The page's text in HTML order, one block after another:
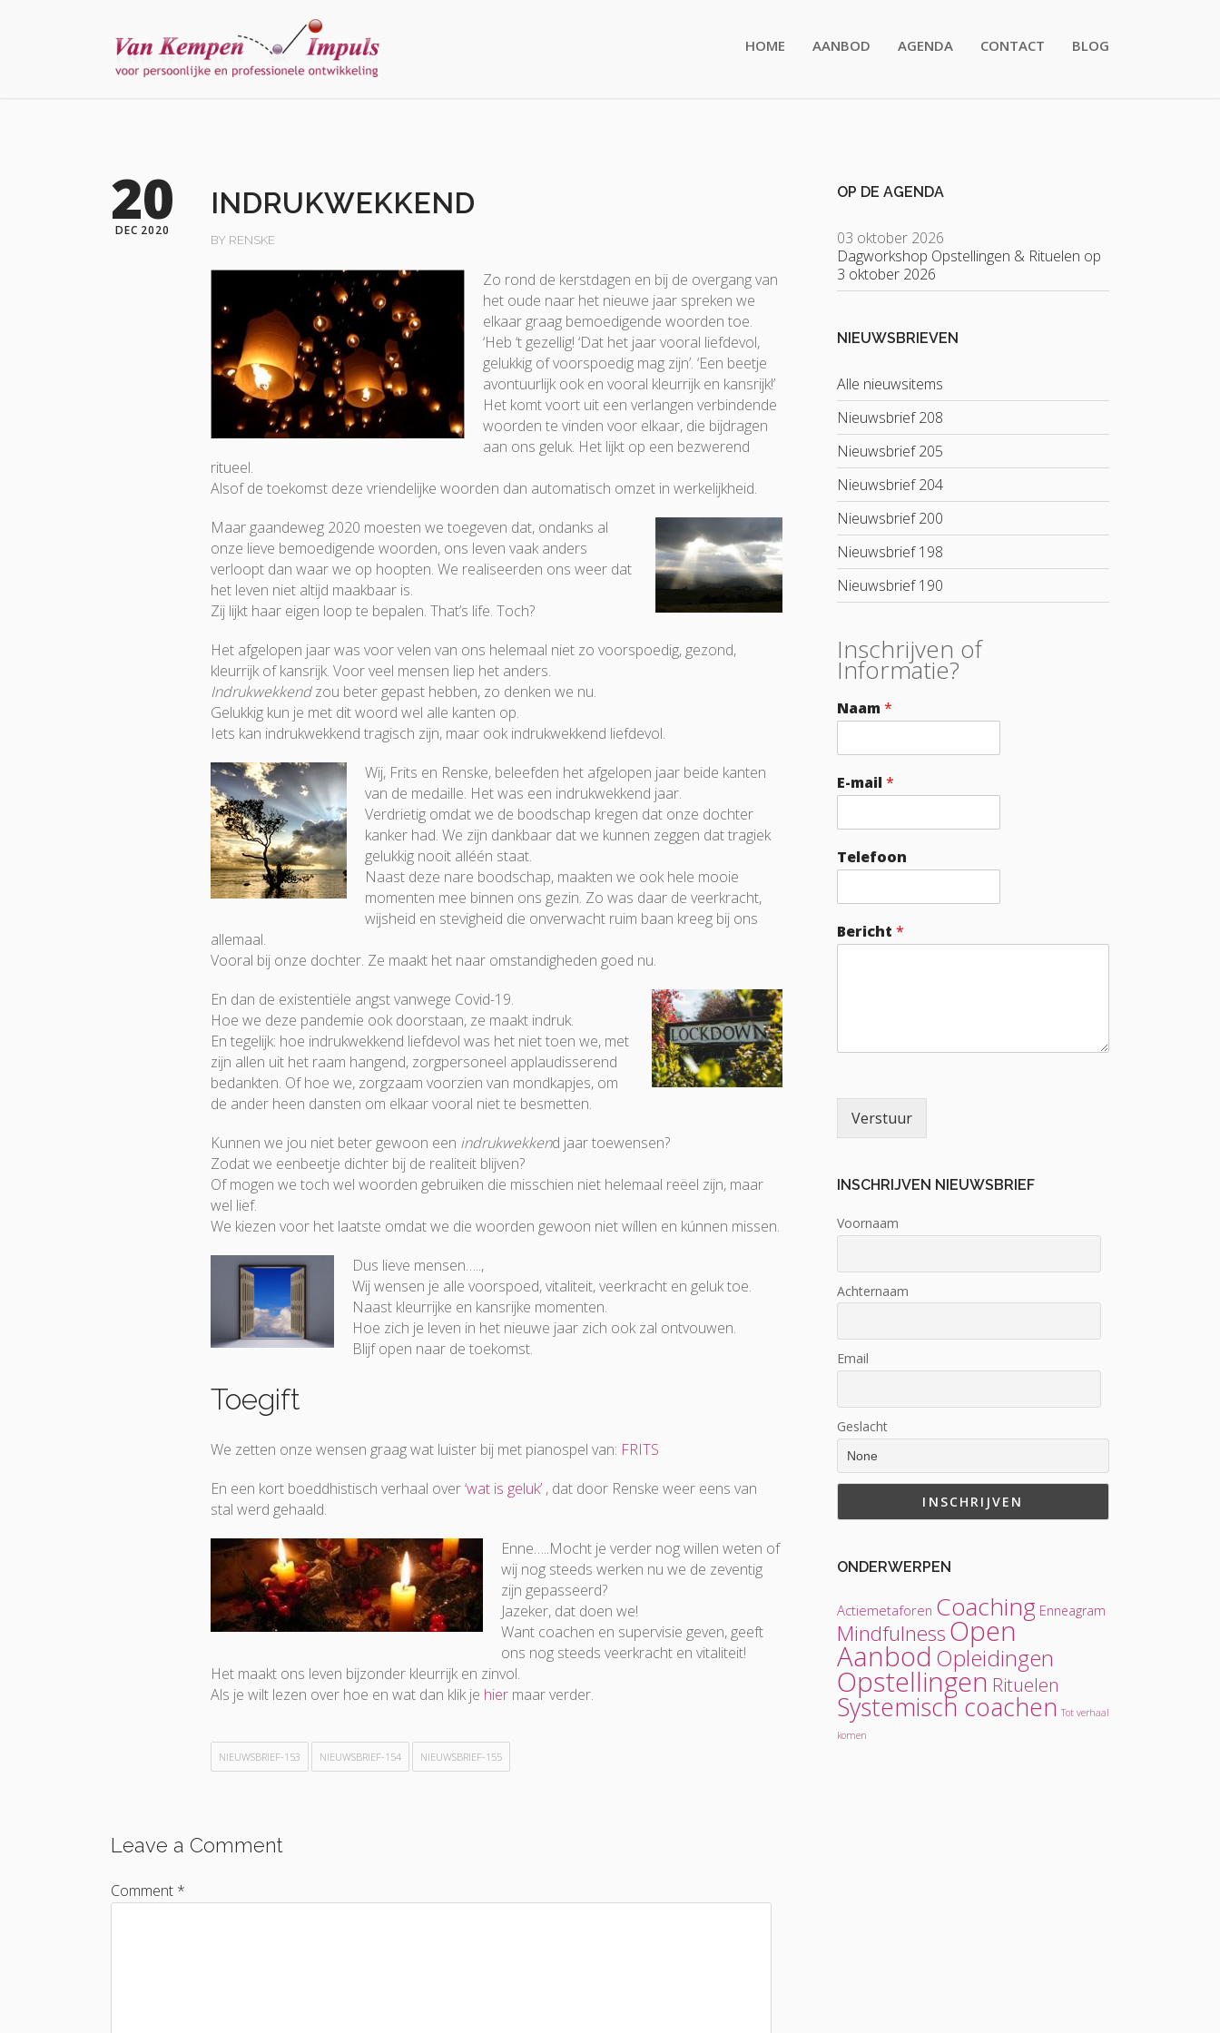
HOME AANBOD AGENDA CONTACT BLOG
20
DEC 2020
INDRUKWEKKEND
BY RENSKE
Zo rond de kerstdagen en bij de overgang van
het oude naar het nieuwe jaar spreken we
elkaar graag bemoedigende woorden toe.
‘Heb ‘t gezellig! ‘Dat het jaar vooral liefdevol,
gelukkig of voorspoedig mag zijn’. ‘Een beetje
avontuurlijk ook en vooral kleurrijk en kansrijk!’
Het komt voort uit een verlangen verbindende
woorden te vinden voor elkaar, die bijdragen
aan ons geluk. Het lijkt op een bezwerend
ritueel.
Alsof de toekomst deze vriendelijke woorden dan automatisch omzet in werkelijkheid.
Maar gaandeweg 2020 moesten we toegeven dat, ondanks al
onze lieve bemoedigende woorden, ons leven vaak anders
verloopt dan waar we op hoopten. We realiseerden ons weer dat
het leven niet altijd maakbaar is.
Zij lijkt haar eigen loop te bepalen. That’s life. Toch?
Het afgelopen jaar was voor velen van ons helemaal niet zo voorspoedig, gezond,
kleurrijk of kansrijk. Voor veel mensen liep het anders.
Indrukwekkendzou beter gepast hebben, zo denken we nu.
Gelukkig kun je met dit woord wel alle kanten op.
Iets kan indrukwekkend tragisch zijn, maar ook indrukwekkend liefdevol.
Wij, Frits en Renske, beleefden het afgelopen jaar beide kanten
van de medaille. Het was een indrukwekkend jaar.
Verdrietig omdat we de boodschap kregen dat onze dochter
kanker had. We zijn dankbaar dat we kunnen zeggen dat tragiek
gelukkig nooit alléén staat.
Naast deze nare boodschap, maakten we ook hele mooie
momenten mee binnen ons gezin. Zo was daar de veerkracht,
wijsheid en stevigheid die onverwacht ruim baan kreeg bij ons
allemaal.
Vooral bij onze dochter. Ze maakt het naar omstandigheden goed nu.
En dan de existentiële angst vanwege Covid-19.
Hoe we deze pandemie ook doorstaan, ze maakt indruk.
En tegelijk: hoe indrukwekkend liefdevol was het niet toen we, met
zijn allen uit het raam hangend, zorgpersoneel applaudisserend
bedankten. Of hoe we, zorgzaam voorzien van mondkapjes, om
de ander heen dansten om elkaar vooral niet te besmetten.
Kunnen we jou niet beter gewoon een indrukwekkend jaar toewensen?
Zodat we eenbeetje dichter bij de realiteit blijven?
Of mogen we toch wel woorden gebruiken die misschien niet helemaal reëel zijn, maar
wel lief.
We kiezen voor het laatste omdat we die woorden gewoon niet wíllen en kúnnen missen.
Dus lieve mensen…..,
Wij wensen je alle voorspoed, vitaliteit, veerkracht en geluk toe.
Naast kleurrijke en kansrijke momenten.
Hoe zich je leven in het nieuwe jaar zich ook zal ontvouwen.
Blijf open naar de toekomst.
Toegift
We zetten onze wensen graag wat luister bij met pianospel van: FRITS
En een kort boeddhistisch verhaal over‘wat is geluk’ , dat door Renske weer eens van
stal werd gehaald.
Enne…..Mocht je verder nog willen weten of
wij nog steeds werken nu we de zeventig
zijn gepasseerd?
Jazeker, dat doen we!
Want coachen en supervisie geven, geeft
ons nog steeds veerkracht en vitaliteit!
Het maakt ons leven bijzonder kleurrijk en zinvol.
Als je wilt lezen over hoe en wat dan klik je hier maar verder.
NIEUWSBRIEF-153 NIEUWSBRIEF-154 NIEUWSBRIEF-155
Leave a Comment
Comment *
OP DE AGENDA
03 oktober 2026
Dagworkshop Opstellingen & Rituelen op
3 oktober 2026
NIEUWSBRIEVEN
Alle nieuwsitems
Nieuwsbrief 208
Nieuwsbrief 205
Nieuwsbrief 204
Nieuwsbrief 200
Nieuwsbrief 198
Nieuwsbrief 190
Inschrijven of
Informatie?
Naam*
E-mail*
Telefoon
Bericht *
Verstuur
INSCHRIJVEN NIEUWSBRIEF
Voornaam
Achternaam
Email
Geslacht
ONDERWERPEN
Actiemetaforen Coaching Enneagram
MindfulnessOpen
Aanbod Opleidingen
Opstellingen Rituelen
Systemisch coachen Tot verhaal
komen